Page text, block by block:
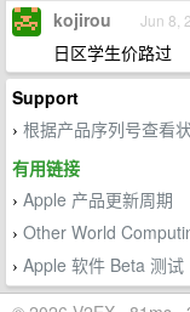
kojirou Jun 8,
日区学生价路过
Support
› 根据产品序列号查看
有用链接
› Apple 产品更新周期
› Other World
› Apple 软件 Beta 测试